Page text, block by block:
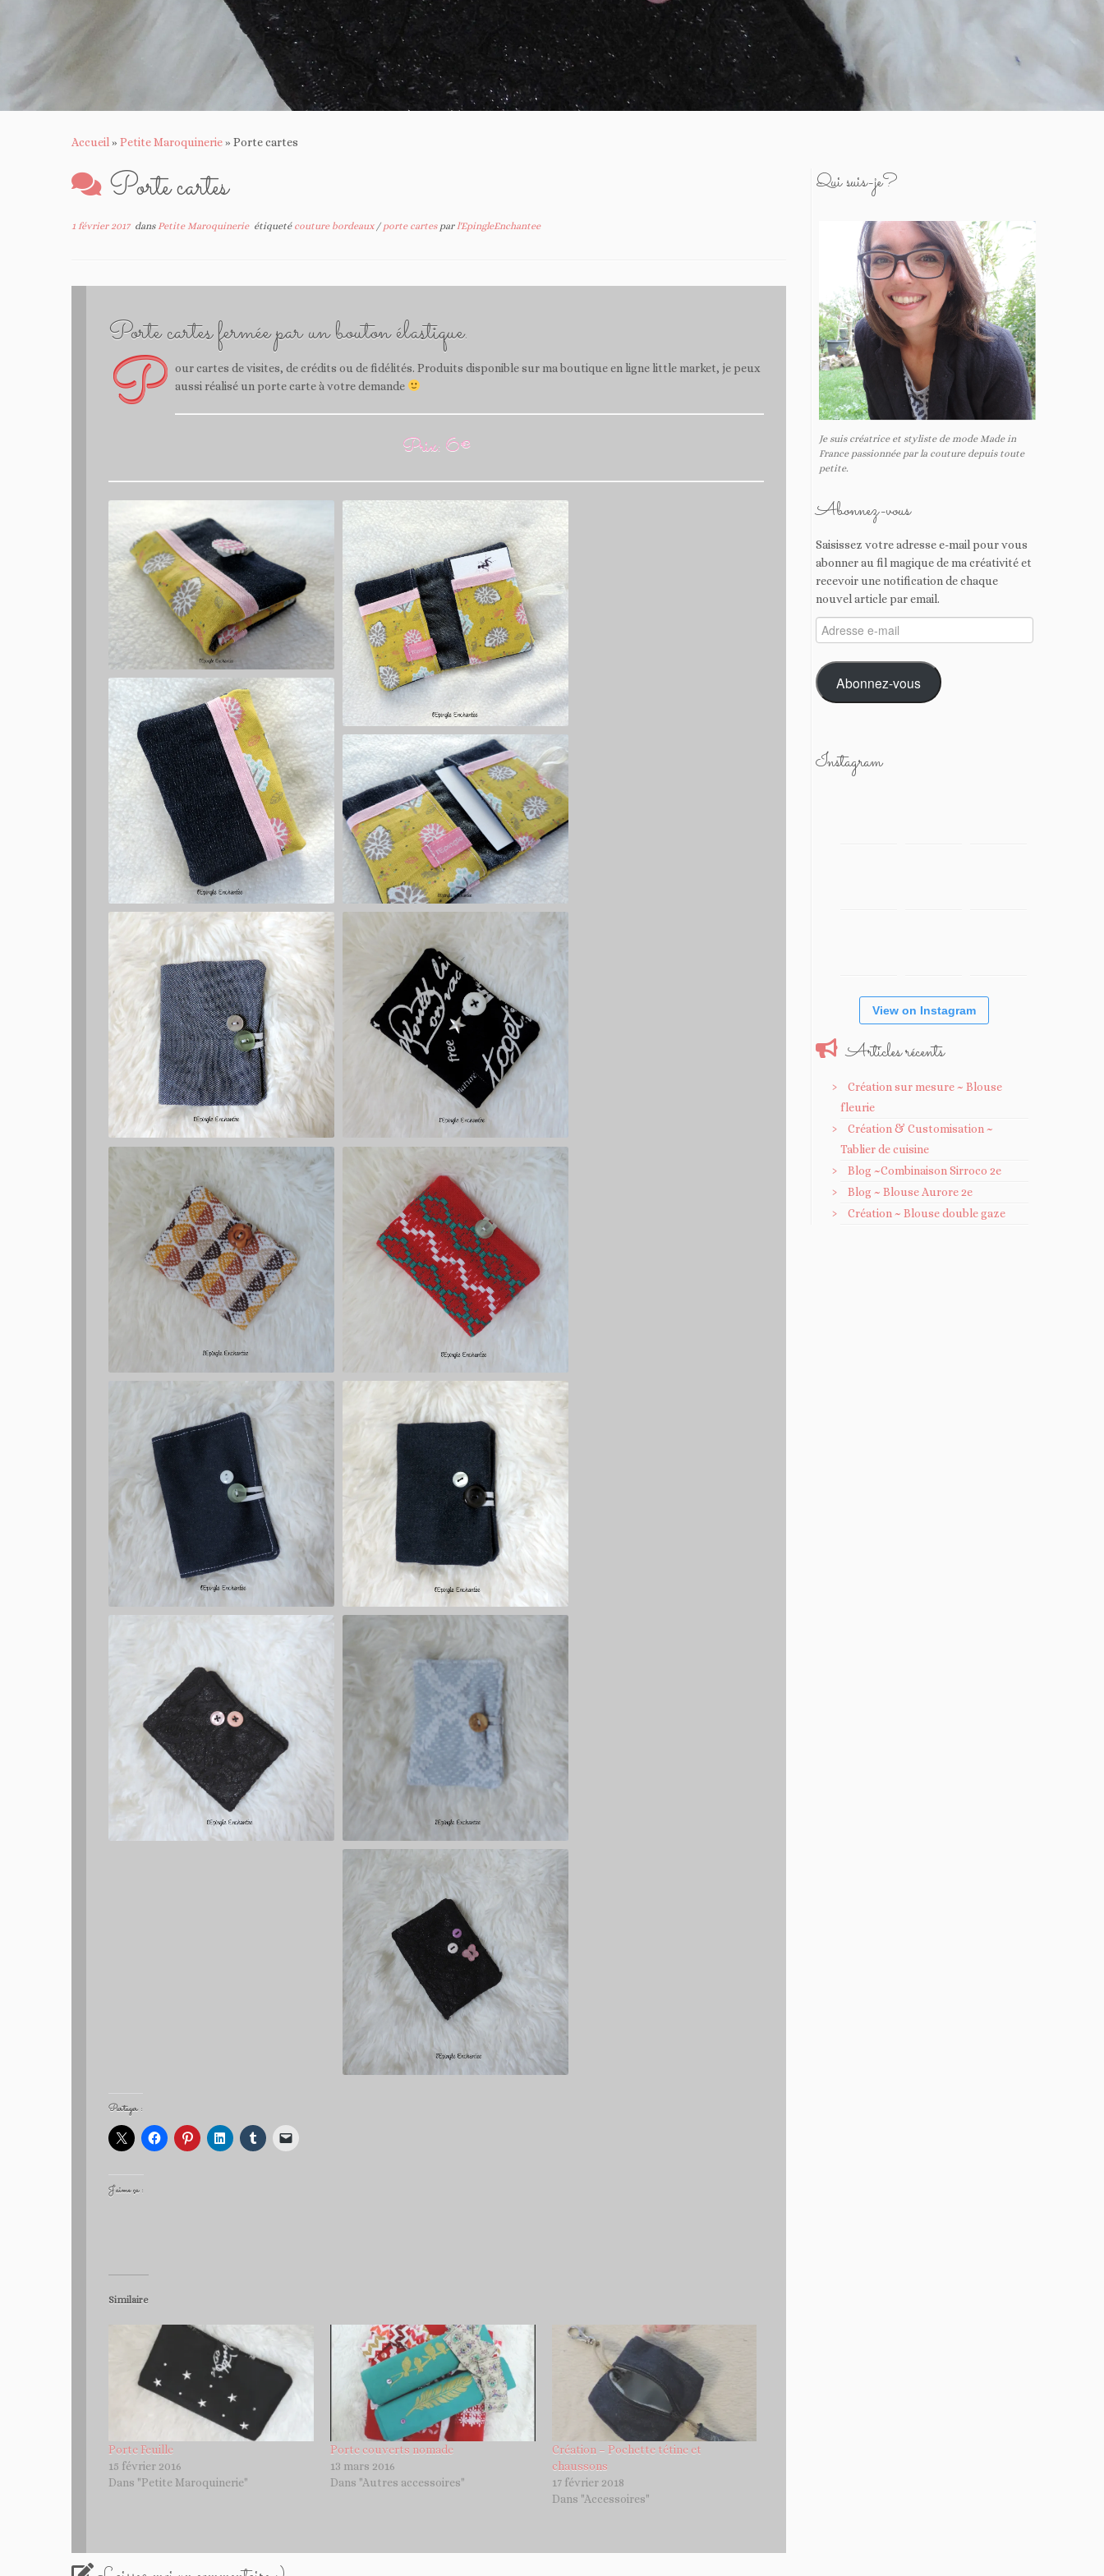
Accueil » Petite Maroquinerie» Porte cartes
Porte cartes
1 février 2017dans Petite Maroquinerie étiqueté couture bordeaux / porte cartes par l'EpingleEnchantee
Porte cartes fermée par un bouton élastique.
P our cartes de visites, de crédits ou de fidélités. Produits disponible sur ma boutique en ligne little market, je peux
aussi réalisé un porte carte à votre demande
Prix: 6€
Partager :
J’aime ça :
Similaire
Porte Feuille
15 février 2016
Dans "Petite Maroquinerie"
Porte couverts nomade
13 mars 2016
Dans "Autres accessoires"
Création – Pochette tétine et
chaussons
17 février 2018
Dans "Accessoires"
Qui suis-je?
Je suis créatrice et styliste de mode Made in
France passionnée par la couture depuis toute
petite.
Abonnez-vous
Saisissez votre adresse e-mail pour vous
abonner au fil magique de ma créativité et
recevoir une notification de chaque
nouvel article par email.
Adresse
e-
mail
Abonnez-vous
Instagram
View on Instagram
Articles récents
Création sur mesure ~ Blouse
fleurie
Création & Customisation ~
Tablier de cuisine
Blog ~Combinaison Sirroco 2e
Blog ~ Blouse Aurore 2e
Création ~ Blouse double gaze